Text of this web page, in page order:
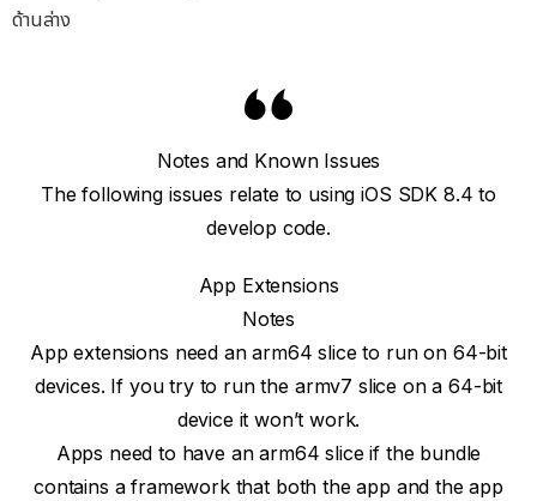
ด้านล่าง
Notes and Known Issues
The following issues relate to using iOS SDK 8.4 to
develop code.
App Extensions
Notes
App extensions need an arm64 slice to run on 64-bit
devices. If you try to run the armv7 slice on a 64-bit
device it won’t work.
Apps need to have an arm64 slice if the bundle
contains a framework that both the app and the app